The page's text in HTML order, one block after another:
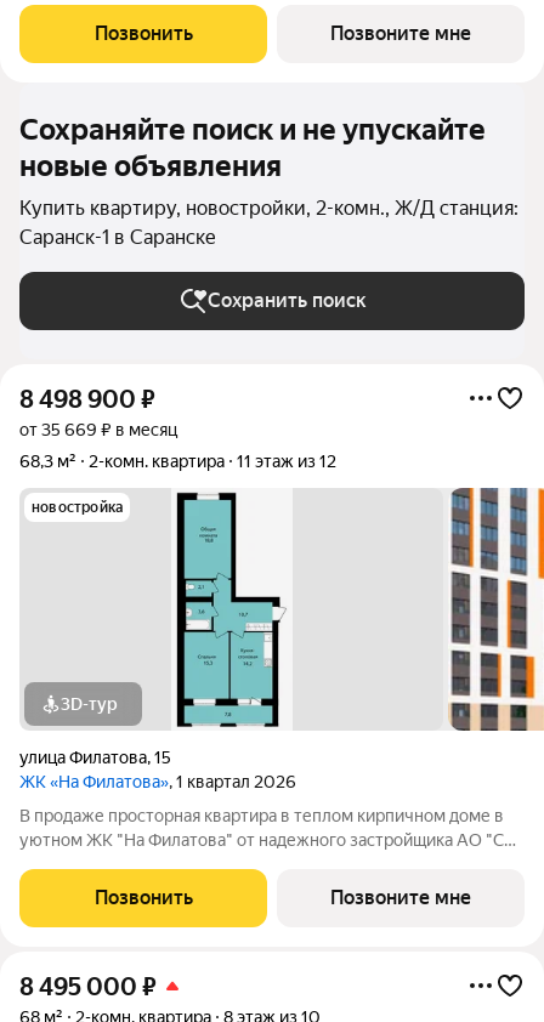
Адрес: г. Саранск, ул. Островского, 19 Сдача: 3 квартал 2027
Позвонить Позвоните мне
Сохраняйте поиск и не упускайте
новые объявления
Купить квартиру, новостройки, 2-комн., Ж/Д станция:
Саранск-1 в Саранске
Сохранить поиск
8 498 900 ₽
от 35 669 ₽ в месяц
68,3 м²
2-комн. квартира 11 этаж из 12
новостройка
3D-тур
улица Филатова,15
ЖК «На Филатова», 1 квартал 2026
В продаже просторная квартира в теплом кирпичном доме в
уютном ЖК "На Филатова" от надежного застройщика АО "СЗ
Фурманова Филатова Мичурина в 5 минутах на авто от центра
Саранска.Чем хорош
Позвонить Позвоните мне
8 495 000 ₽
68 м² 2-комн. квартира 8 этаж из 10